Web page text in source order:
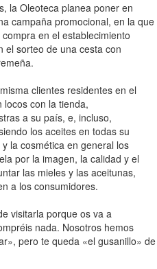
la Oleoteca planea poner en
campaña promocional, en la que
en el establecimiento
el sorteo de una cesta con
clientes residentes en el
con la tienda,
a su país, e, incluso,
los aceites en todas su
la cosmética en general los
por la imagen, la calidad y el
las mieles y las aceitunas,
a los consumidores.
visitarla porque os va a
nada. Nosotros hemos
pero te queda «el gusanillo» de